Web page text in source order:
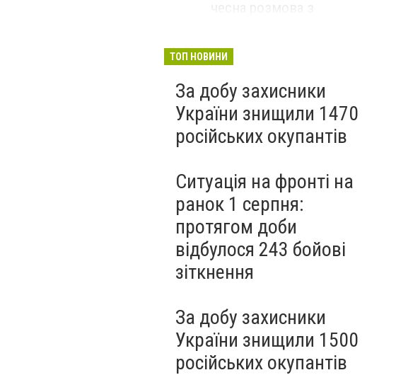
ТОП НОВИНИ
За добу захисники
України знищили 1470
російських окупантів
Ситуація на фронті на
ранок 1 серпня:
протягом доби
відбулося 243 бойові
зіткнення
За добу захисники
України знищили 1500
російських окупантів